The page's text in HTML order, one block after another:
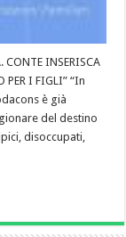
CONTE INSERISCA
PER I FIGLI” “In
è già
del destino
disoccupati,